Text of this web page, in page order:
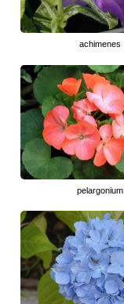
achimenes
pelargonium